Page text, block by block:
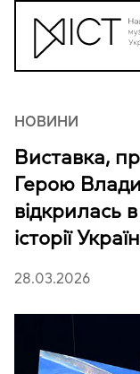
НОВИНИ
Виставка,
Герою
відкрилась
історії
28.03.2026